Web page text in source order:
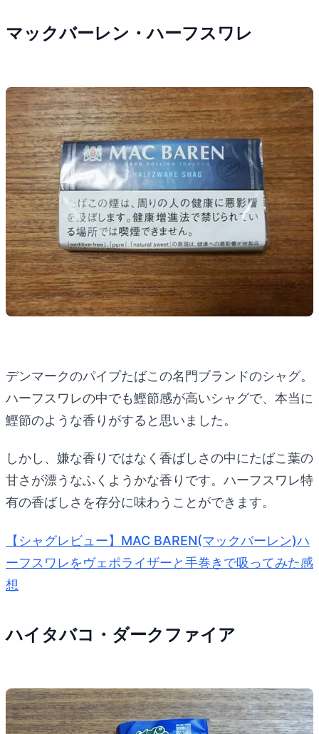
マックバーレン・ハーフスワレ
デンマークのパイプたばこの名門ブランドのシャグ。
ハーフスワレの中でも鰹節感が高いシャグで、本当に
鰹節のような香りがすると思いました。
しかし、嫌な香りではなく香ばしさの中にたばこ葉の
甘さが漂うなふくようかな香りです。ハーフスワレ特
有の香ばしさを存分に味わうことができます。
【シャグレビュー】MAC BAREN(マックバーレン)ハ
ーフスワレをヴェポライザーと手巻きで吸ってみた感
想
ハイタバコ・ダークファイア